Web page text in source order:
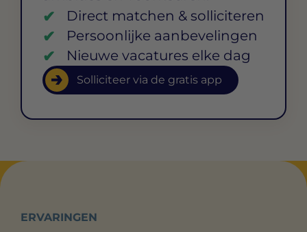
Direct matchen & solliciteren
Persoonlijke aanbevelingen
Nieuwe vacatures elke dag
Solliciteer via de gratis app
ERVARINGEN